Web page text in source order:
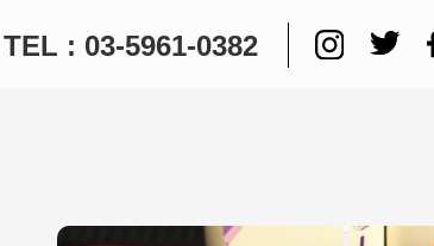
TEL : 03-5961-0382